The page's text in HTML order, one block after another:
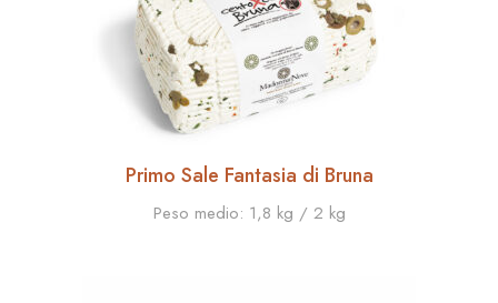
Primo Sale Fantasia di Bruna
Peso medio: 1,8 kg / 2 kg